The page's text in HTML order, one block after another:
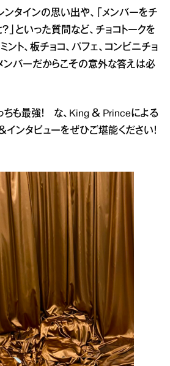
ンタインの思い出や、「メンバーをチ
」といった質問など、チョコトークを
ント、板チョコ、パフェ、コンビニチョ
ンバーだからこその意外な答えは必
ちも最強！ な、King ＆ Princeによる
インタビューをぜひご堪能ください！